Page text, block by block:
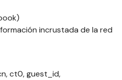
incrustada de la red
ct0, guest_id,